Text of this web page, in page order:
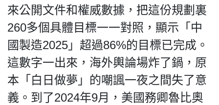
來公開文件和權威數據，把這份規劃裏
260多個具體目標一一對照，顯示「中
國製造2025」超過86%的目標已完成。
這數字一出來，海外輿論場炸了鍋，原
本「白日做夢」的嘲諷一夜之間失了意
義。到了2024年9月，美國務卿魯比奧